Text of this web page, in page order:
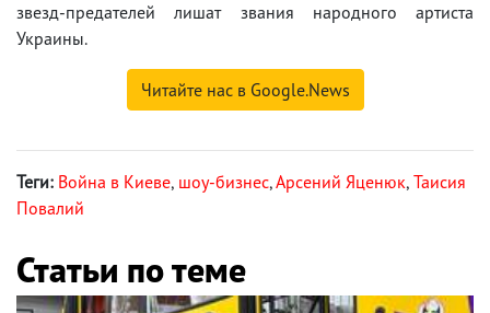
звезд-предателей лишат звания народного артиста
Украины.
Читайте нас в Google.News
Теги: Война в Киеве, шоу-бизнес,Арсений Яценюк, Таисия
Повалий
Статьи по теме